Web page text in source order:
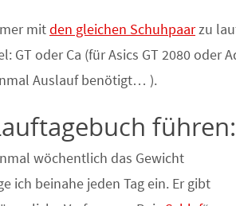
mitden gleichen Schuhpaarzu
GT oder Ca (für Asics GT 2080 oder
Auslauf benötigt… ).
führen:
wöchentlich das Gewicht
ich beinahe jeden Tag ein. Er gibt